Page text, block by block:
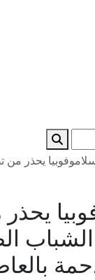
يحذر من
الشباب